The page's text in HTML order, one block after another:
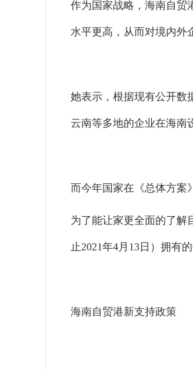
作为国家战略，海南自贸
水平更高，从而对境内外
她表示，根据现有公开数
云南等多地的企业在海南
而今年国家在《总体方案
为了能让家更全面的了解
止2021年4月13日）拥有
海南自贸港新支持政策